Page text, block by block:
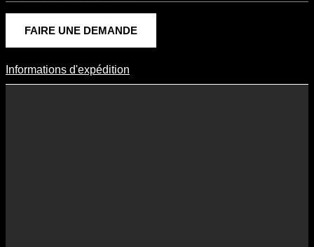
FAIRE UNE DEMANDE
Informations D'expédition
Informations d'expédition